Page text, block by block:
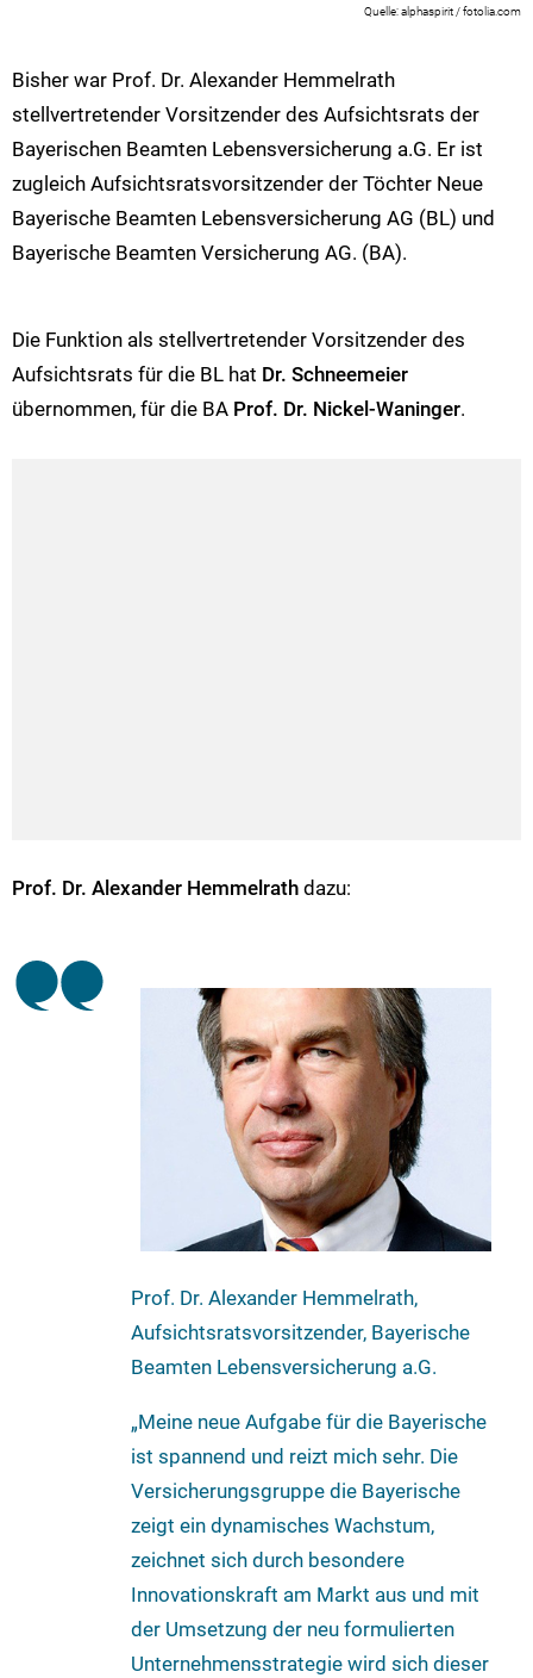
alphaspirit / fotolia.com
Bisher war Prof. Dr. Alexander Hemmelrath
stellvertretender Vorsitzender des Aufsichtsrats der
Bayerischen Beamten Lebensversicherung a.G. Er ist
zugleich Aufsichtsratsvorsitzender der Töchter Neue
Bayerische Beamten Lebensversicherung AG (BL) und
Bayerische Beamten Versicherung AG. (BA).
Die Funktion als stellvertretender Vorsitzender des
Aufsichtsrats für die BL hat Dr. Schneemeier
übernommen, für die BA Prof. Dr. Nickel-Waninger.
Prof. Dr. Alexander Hemmelrath dazu:
Prof. Dr. Alexander Hemmelrath,
Aufsichtsratsvorsitzender, Bayerische
Beamten Lebensversicherung a.G.
„Meine neue Aufgabe für die Bayerische
ist spannend und reizt mich sehr. Die
Versicherungsgruppe die Bayerische
zeigt ein dynamisches Wachstum,
zeichnet sich durch besondere
Innovationskraft am Markt aus und mit
der Umsetzung der neu formulierten
Unternehmensstrategie wird sich dieser